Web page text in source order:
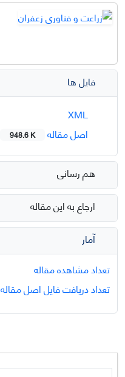
فایل ها
اصل مقاله
948.6 K
هم رسانی
ارجاع به این مقاله
آمار
تعداد مشاهده مقاله
تعداد دریافت فایل اصل مقاله